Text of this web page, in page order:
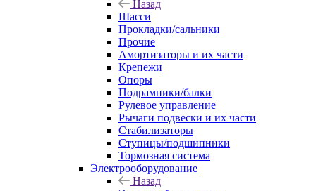
Назад
Шасси
Прокладки/сальники
Прочие
Амортизаторы и их части
Крепежи
Опоры
Подрамники/балки
Рулевое управление
Рычаги подвески и их части
Стабилизаторы
Ступицы/подшипники
Тормозная система
Электрооборудование
Назад